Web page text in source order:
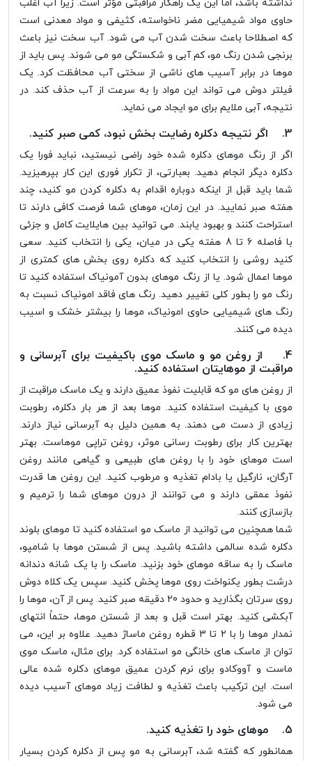
نداشته باشد، اما این یک راهکار مراقبتی مؤثر است. زیرا آب اغلب
حاوی مواد شیمیایی مضر ناخواسته، کثیفی و مواد معدنی است
که اصطلاحا باعث سخت شدن آب می شود. آب سخت نیز باعث
برنجی شدن رنگ مو، کم آبی و شکستگی مو می شوند. پس باید از
موها در برابر آسیب های ناشی از سختی آب محافظت کرد. یک
فیلتر دوش می تواند این مواد را به سرعت از آب حذف کند. در
نتیجه، آبی ملایم برای مو ایجاد می نماید.
3. اگر نتیجه دکلره رضایت بخش نبود، کمی صبر کنید.
اگر از رنگ موهای دکلره شده خود راضی نیستید، نباید فورا یک
دکلره دیگر انجام دهید. بعبارتی، از تکرار فوری این کار بپرهیزید.
شما باید قبل از اینکه دوباره اقدام به دکلره کردن مو کنید، چند
هفته صبر نمایید. در این زمان، موهای شما فرصت کافی دارند تا
استراحت کنند و بهبود یابند. می توانید بین هایلایت کامل و جزئی
با فاصله 6 تا 8 هفته یکی در میان، یکی را انتخاب کنید. سعی
کنید روشی را انتخاب کنید که دکلره روی بخش های کمتری از
موها اعمال شود. یا از رنگ موهای بدون آمونیاک استفاده کنید تا
رنگ مو را بطور کلی تغییر دهید. رنگ های فاقد امونیاک نسبت به
رنگ های شیمیایی حاوی امونیاک، موها را بیشتر خشک و اسیب
دیده می کنند.
4. از روغن مو و ماسک موی باکیفیت برای آبرسانی و
مراقبت از موهایتان استفاده کنید.
از روغن های مو که قابلیت نفوذ عمیق دارند و یک ماسک مراقبت از
موی با کیفیت استفاده کنید. موها بعد از هر بار دکلره، رطوبت
زیادی از دست می دهند. به همین دلیل به آبرسانی نیاز دارند.
بهترین کار برای رطوبت رسانی موثر، روغن تراپی موهاست. بهتر
است موهای خود را با روغن های طبیعی و گیاهی مانند روغن
آرگان، نارگیل یا بادام تغذیه و مرطوب کنید. این روغن ها قدرت
نفوذ عمقی دارند و می توانند از درون موهای شما را ترمیم و
بازسازی کنند.
شما همچنین می توانید از ماسک مو استفاده کنید تا موهای بلوند
دکلره شده سالمی داشته باشید. پس از شستن موها با شامپو،
ماسک را به ساقه موهای خود بزنید. ماسک را با یک شانه دندانه
درشت بطور یکنواخت روی موها پخش کنید. سپس یک کلاه دوش
روی سرتان بگذارید و حدود 20 دقیقه صبر کنید. پس از آن، موها را
آبکشی کنید. بهتر است قبل و بعد از شستن موها، حتماً انتهای
نمدار موها را با 2 تا 3 قطره روغن ماساژ دهید. علاوه بر این، می
توان از ماسک های خانگی مو استفاده کرد. برای مثال، ماسک موی
ماست و آووکادو برای نرم کردن عمیق موهای دکلره شده عالی
است. این ترکیب باعث تغذیه و لطافت زیاد موهای آسیب دیده
می شود.
5. موهای خود را تغذیه کنید.
همانطور که گفته شد، آبرسانی به مو پس از دکلره کردن بسیار